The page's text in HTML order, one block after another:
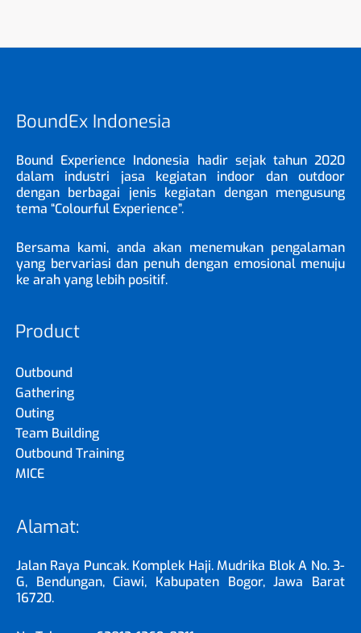
BoundEx Indonesia
Bound Experience Indonesia hadir sejak tahun 2020
dalam industri jasa kegiatan indoor dan outdoor
dengan berbagai jenis kegiatan dengan mengusung
tema “Colourful Experience”.
Bersama kami, anda akan menemukan pengalaman
yang bervariasi dan penuh dengan emosional menuju
ke arah yang lebih positif.
Product
Outbound
Gathering
Outing
Team Building
Outbound Training
MICE
Alamat:
Jalan Raya Puncak. Komplek Haji. Mudrika Blok A No. 3-
G, Bendungan, Ciawi, Kabupaten Bogor, Jawa Barat
16720.